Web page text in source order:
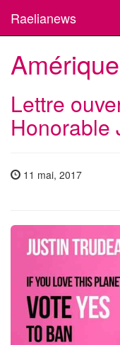
Raelianews
Lettre
Honorable
11 mai, 2017